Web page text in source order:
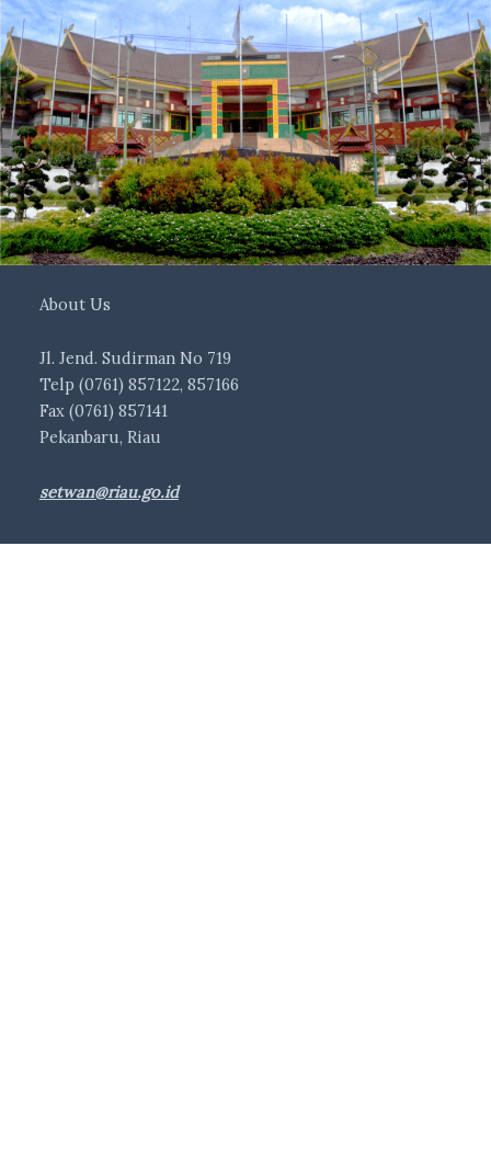
About Us
Jl. Jend. Sudirman No 719
Telp (0761) 857122, 857166
Fax (0761) 857141
Pekanbaru, Riau
setwan@riau.go.id